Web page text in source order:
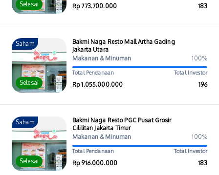
Selesai Rp 773.700.000 183
Saham
Selesai
Bakmi Naga Resto Mall Artha Gading
Jakarta Utara
Makanan & Minuman
100%
Total Pendanaan
Rp 1.055.000.000
Total Investor
196
Saham
Selesai
Bakmi Naga Resto PGC Pusat Grosir
Cililitan Jakarta Timur
Makanan & Minuman
100%
Total Pendanaan
Rp 916.000.000
Total Investor
183